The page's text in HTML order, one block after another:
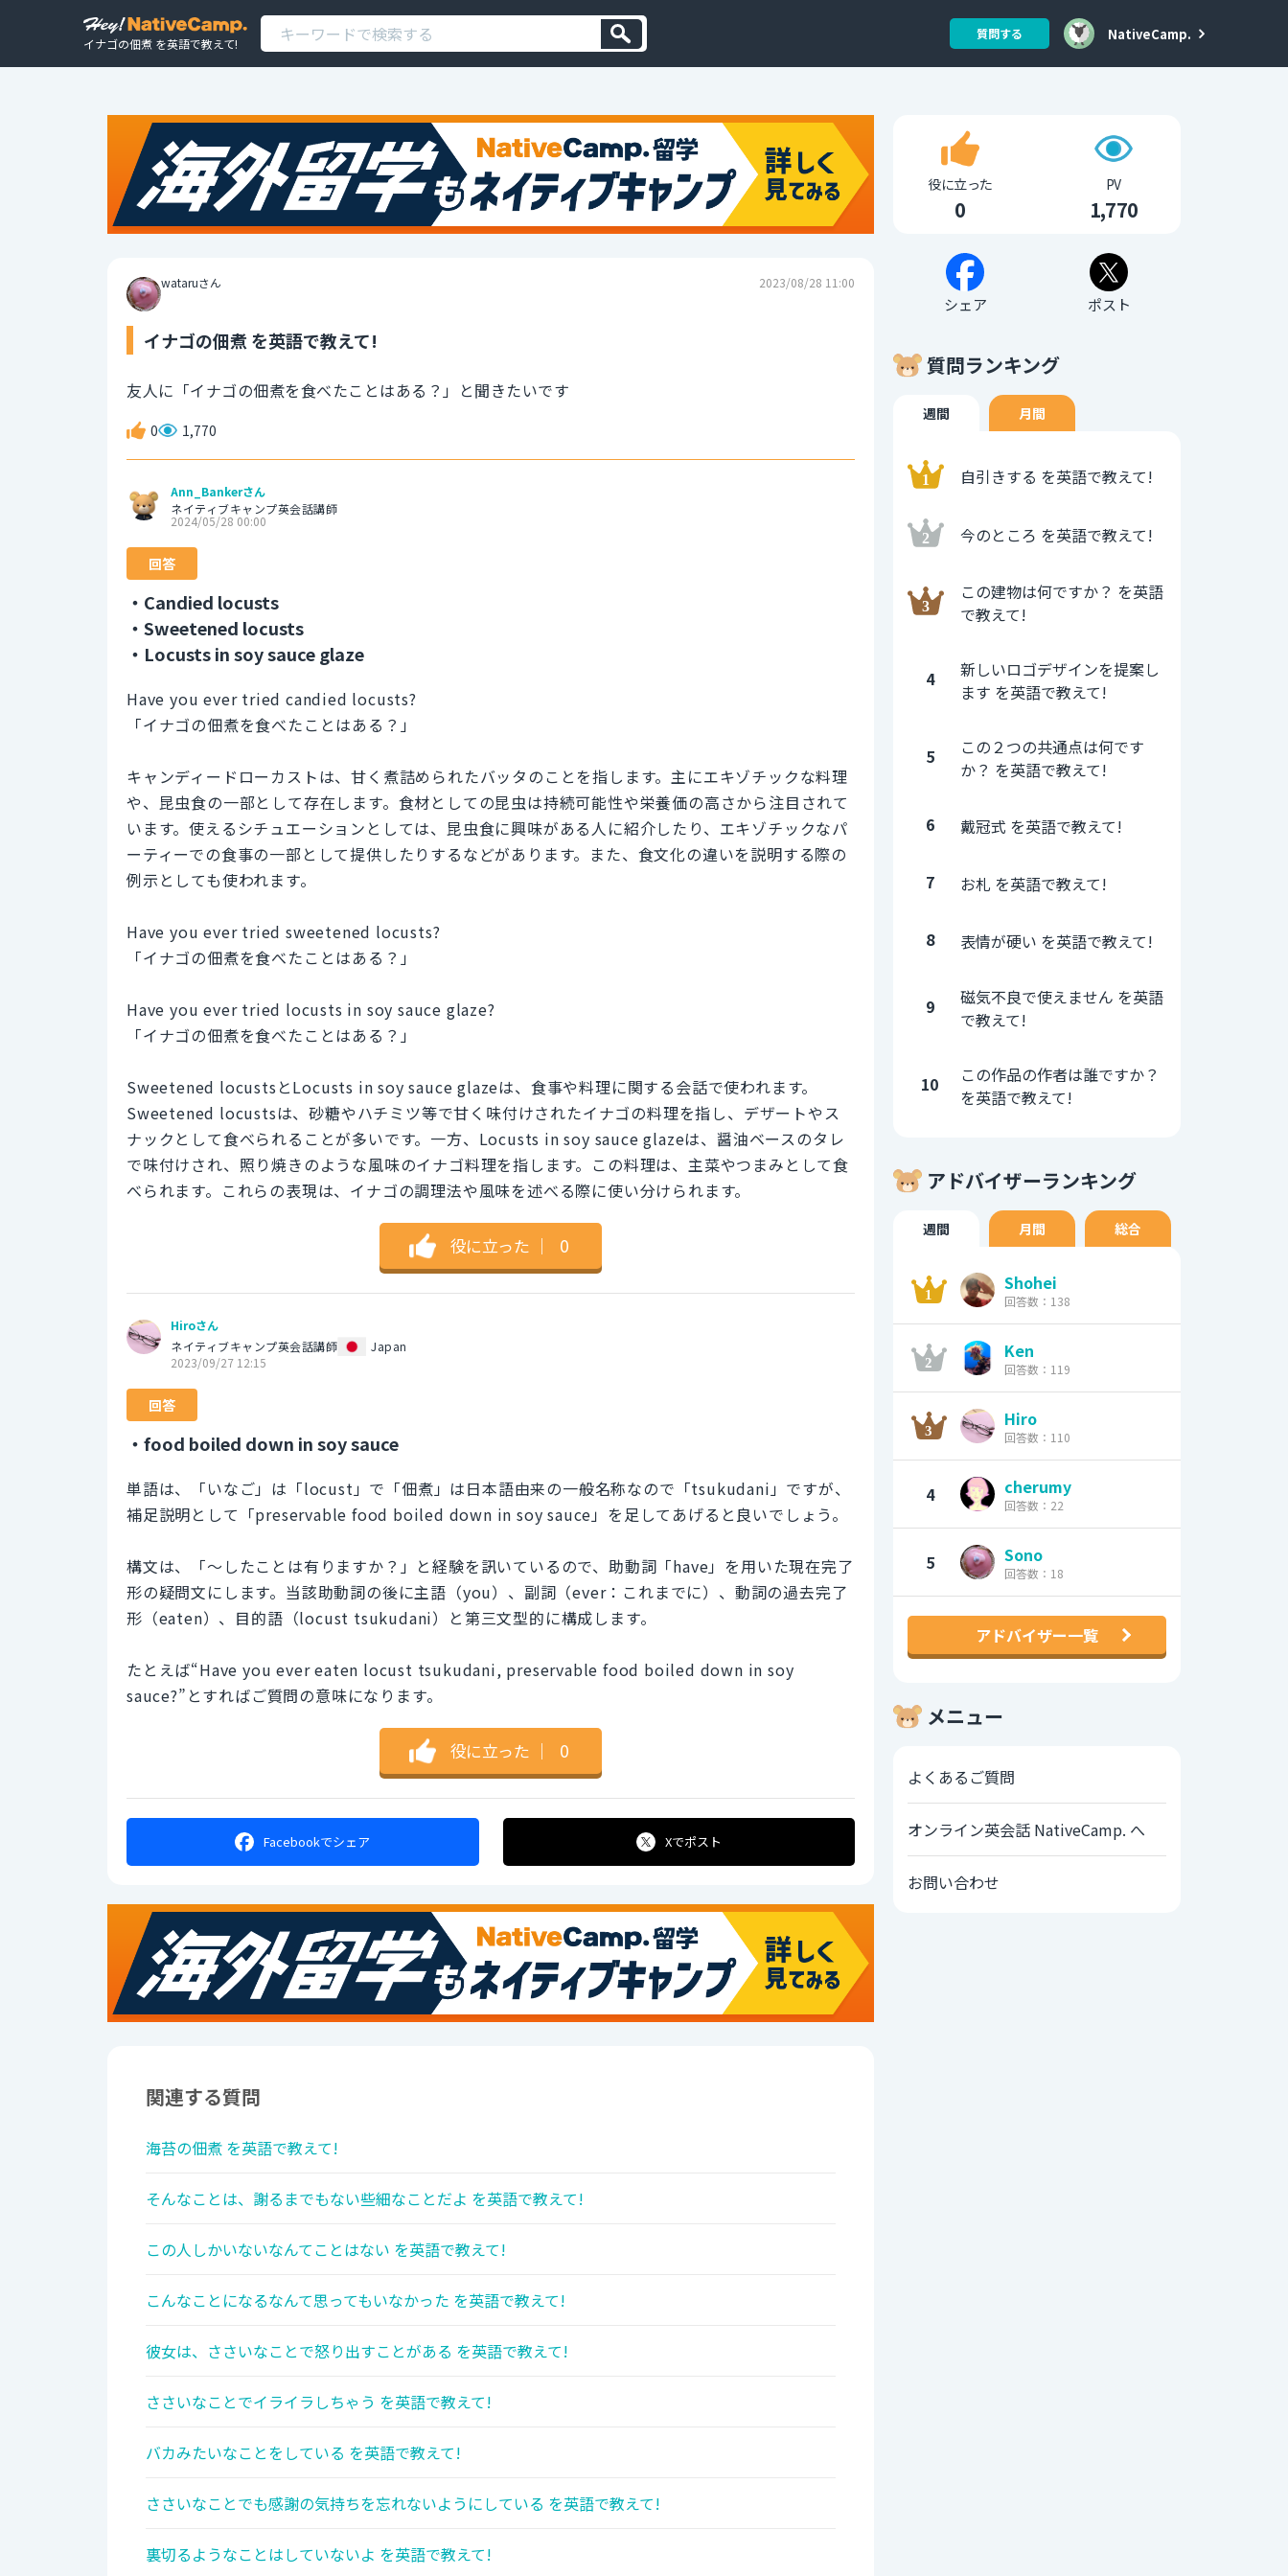
イナゴの佃煮 を英語で教えて!
質問する NativeCamp.
wataruさん 2023/08/28 11:00
イナゴの佃煮 を英語で教えて!
友人に「イナゴの佃煮を食べたことはある？」と聞きたいです
0 1,770
Ann_Bankerさん
ネイティブキャンプ英会話講師
2024/05/28 00:00
回答
・Candied locusts
・Sweetened locusts
・Locusts in soy sauce glaze
Have you ever tried candied locusts?
「イナゴの佃煮を食べたことはある？」
キャンディードローカストは、甘く煮詰められたバッタのことを指します。主にエキゾチックな料理
や、昆虫食の一部として存在します。食材としての昆虫は持続可能性や栄養価の高さから注目されて
います。使えるシチュエーションとしては、昆虫食に興味がある人に紹介したり、エキゾチックなパ
ーティーでの食事の一部として提供したりするなどがあります。また、食文化の違いを説明する際の
例示としても使われます。
Have you ever tried sweetened locusts?
「イナゴの佃煮を食べたことはある？」
Have you ever tried locusts in soy sauce glaze?
「イナゴの佃煮を食べたことはある？」
Sweetened locustsとLocusts in soy sauce glazeは、食事や料理に関する会話で使われます。
Sweetened locustsは、砂糖やハチミツ等で甘く味付けされたイナゴの料理を指し、デザートやス
ナックとして食べられることが多いです。一方、Locusts in soy sauce glazeは、醤油ベースのタレ
で味付けされ、照り焼きのような風味のイナゴ料理を指します。この料理は、主菜やつまみとして食
べられます。これらの表現は、イナゴの調理法や風味を述べる際に使い分けられます。
役に立った ｜ 0
Hiroさん
ネイティブキャンプ英会話講師
Japan
2023/09/27 12:15
回答
・food boiled down in soy sauce
単語は、「いなご」は「locust」で「佃煮」は日本語由来の一般名称なので「tsukudani」ですが、
補足説明として「preservable food boiled down in soy sauce」を足してあげると良いでしょう。
構文は、「～したことは有りますか？」と経験を訊いているので、助動詞「have」を用いた現在完了
形の疑問文にします。当該助動詞の後に主語（you）、副詞（ever：これまでに）、動詞の過去完了
形（eaten）、目的語（locust tsukudani）と第三文型的に構成します。
たとえば“Have you ever eaten locust tsukudani, preservable food boiled down in soy
sauce?”とすればご質問の意味になります。
役に立った ｜ 0
Facebookでシェア Xでポスト
関連する質問
海苔の佃煮 を英語で教えて!
そんなことは、謝るまでもない些細なことだよ を英語で教えて!
この人しかいないなんてことはない を英語で教えて!
こんなことになるなんて思ってもいなかった を英語で教えて!
彼女は、ささいなことで怒り出すことがある を英語で教えて!
ささいなことでイライラしちゃう を英語で教えて!
バカみたいなことをしている を英語で教えて!
ささいなことでも感謝の気持ちを忘れないようにしている を英語で教えて!
裏切るようなことはしていないよ を英語で教えて!
役に立った
0
PV
1,770
シェア ポスト
質問ランキング
週間 月間
自引きする を英語で教えて!
今のところ を英語で教えて!
この建物は何ですか？ を英語
で教えて!
4
新しいロゴデザインを提案し
ます を英語で教えて!
5
この２つの共通点は何です
か？ を英語で教えて!
6 戴冠式 を英語で教えて!
7 お札 を英語で教えて!
8 表情が硬い を英語で教えて!
9
磁気不良で使えません を英語
で教えて!
10
この作品の作者は誰ですか？
を英語で教えて!
アドバイザーランキング
週間 月間 総合
Shohei
回答数：138
Ken
回答数：119
Hiro
回答数：110
4 cherumy
回答数：22
5 Sono
回答数：18
アドバイザー一覧
メニュー
よくあるご質問
オンライン英会話 NativeCamp. へ
お問い合わせ